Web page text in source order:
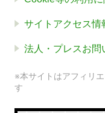
サイトアクセス情
法人・プレスお問
※本サイトはアフィリ
す